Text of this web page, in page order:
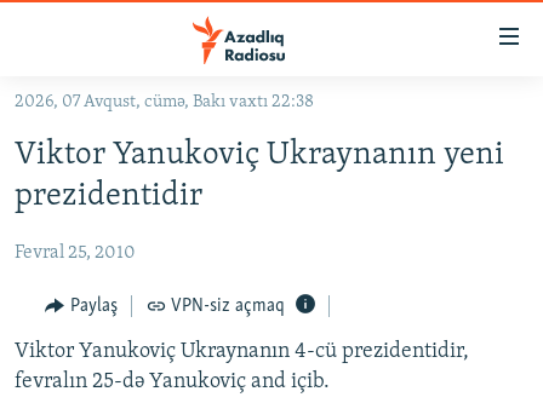
Əsas
qayıt
Əsas
naviqasiyaya
qayıt
KORRUPSIOMETR
#ƏSLINDƏ
FƏRQƏ BAX
QANUNI DOĞRU
ARAŞDIRMA
2026, 07 Avqust, cümə, Bakı vaxtı 22:38
Viktor Yanukoviç Ukraynanın yeni
prezidentidir
Fevral 25, 2010
Paylaş VPN-siz açmaq
Viktor Yanukoviç Ukraynanın 4-cü prezidentidir,
fevralın 25-də Yanukoviç and içib.